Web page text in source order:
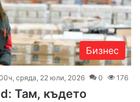
Бизнес
сряда, 22 юли, 2026 0 176
Там, където